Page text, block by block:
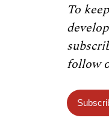
To
follow